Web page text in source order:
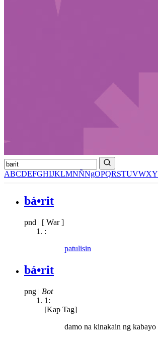
ABCDEFGHIJKLMNÑNgOPQRSTUVWXY
bá•rit
pnd | [ War ]
:
patulisin
bá•rit
png | Bot
1:
[Kap Tag]
damo na kinakain ng kabayo